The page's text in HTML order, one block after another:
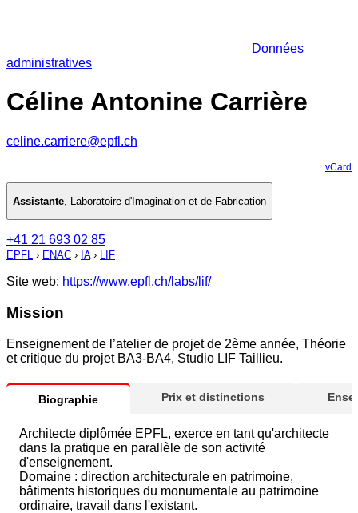
Données
administratives
Céline Antonine Carrière
celine.carriere@epfl.ch
vCard
Assistante, Laboratoire d'Imagination et de Fabrication
+41 21 693 02 85
EPFL › ENAC › IA› LIF
Site web: https://www.epfl.ch/labs/lif/
Mission
Enseignement de l’atelier de projet de 2ème année, Théorie
et critique du projet BA3-BA4, Studio LIF Taillieu.
Biographie Prix et distinctions
Architecte diplômée EPFL, exerce en tant qu'architecte
dans la pratique en parallèle de son activité
d'enseignement.
Domaine : direction architecturale en patrimoine,
bâtiments historiques du monumentale au patrimoine
ordinaire, travail dans l'existant.